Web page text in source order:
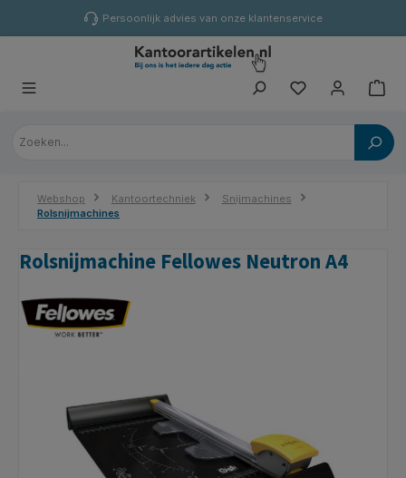
Persoonlijk advies van onze klantenservice
Webshop Kantoortechniek
Snijmachines
Rolsnijmachines
Rolsnijmachine Fellowes Neutron A4
Afbeeldingengalerij overslaan